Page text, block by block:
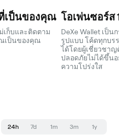
เป็นของคุณ
เก็บและติดตาม
เป็นของคุณ
โอเพ่นซอร์ส
DeXe Wallet เป็น
รูปแบบ โค้ดทุกบร
ได้โดยผู้เชี่ยวชา
ปลอดภัยไม่ได้ขึ้น
ความโปร่งใส
24h 7d 1m 3m 1y